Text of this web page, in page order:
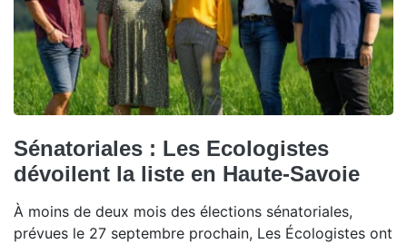
Sénatoriales : Les Ecologistes
dévoilent la liste en Haute-Savoie
À moins de deux mois des élections sénatoriales,
prévues le 27 septembre prochain, Les Écologistes ont